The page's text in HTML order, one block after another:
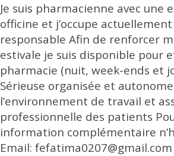
Je suis pharmacienne avec
officine et j’occupe
responsable Afin de renforcer
estivale je suis disponible pour
pharmacie (nuit, week-ends et
Sérieuse organisée et
l’environnement de travail et
professionnelle des patients
information complémentaire
Email: fefatima0207@gmail.com